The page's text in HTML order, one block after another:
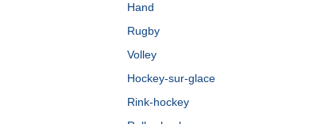
Hand
Rugby
Volley
Hockey-sur-glace
Rink-hockey